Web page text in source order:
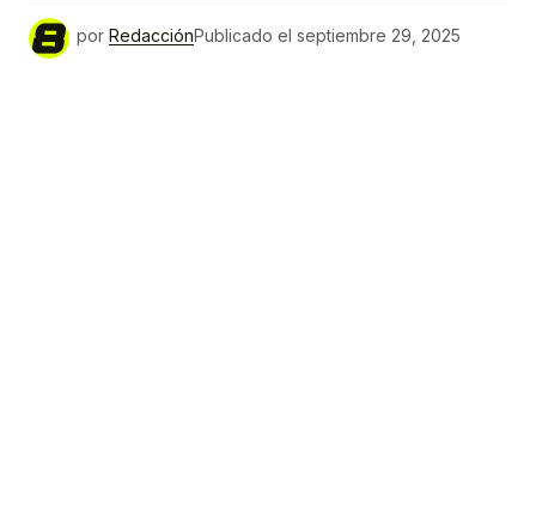
por RedacciónPublicado el septiembre 29, 2025